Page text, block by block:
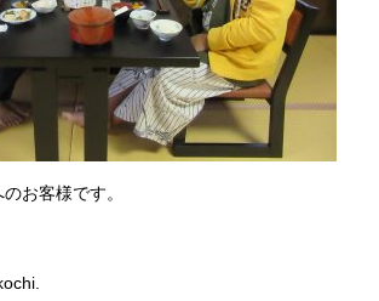
お客様です。